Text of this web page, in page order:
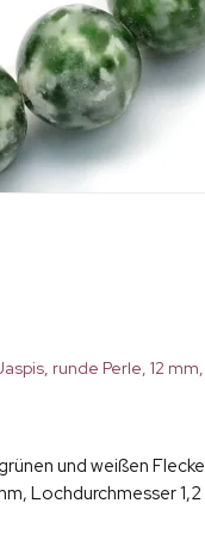
runde Perle, 12 mm,
und weißen
Lochdurchmesser 1,2